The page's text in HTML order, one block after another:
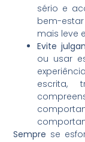
sério e
bem-
mais leve
Evite
ou usar
escrita,
Sempre se